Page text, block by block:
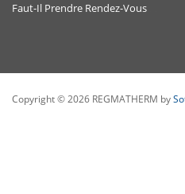
Copyright © 2026 REGMATHERM by